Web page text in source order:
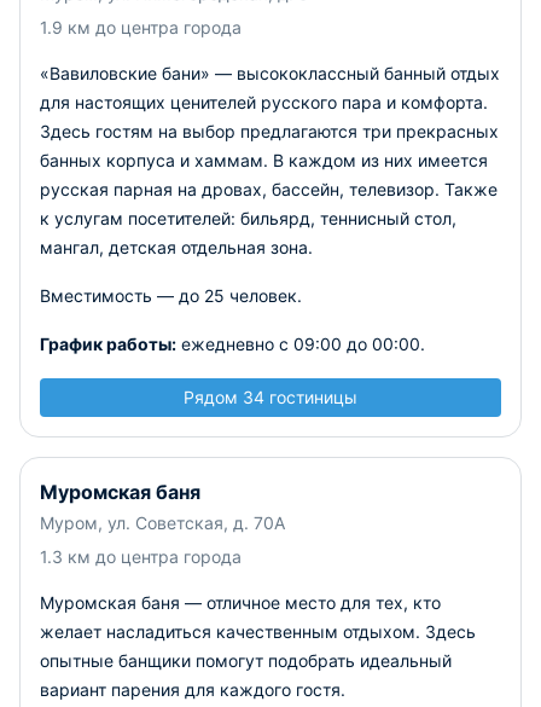
1.9 км до центра города
«Вавиловские бани» — высококлассный банный отдых
для настоящих ценителей русского пара и комфорта.
Здесь гостям на выбор предлагаются три прекрасных
банных корпуса и хаммам. В каждом из них имеется
русская парная на дровах, бассейн, телевизор. Также
к услугам посетителей: бильярд, теннисный стол,
мангал, детская отдельная зона.
Вместимость — до 25 человек.
График работы: ежедневно с 09:00 до 00:00.
Рядом 34 гостиницы
Муромская баня
Муром, ул. Советская, д. 70А
1.3 км до центра города
Муромская баня — отличное место для тех, кто
желает насладиться качественным отдыхом. Здесь
опытные банщики помогут подобрать идеальный
вариант парения для каждого гостя.